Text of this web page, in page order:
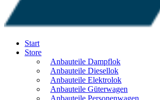
Start
Store
Anbauteile Dampflok
Anbauteile Diesellok
Anbauteile Elektrolok
Anbauteile Güterwagen
Anbauteile Personenwagen